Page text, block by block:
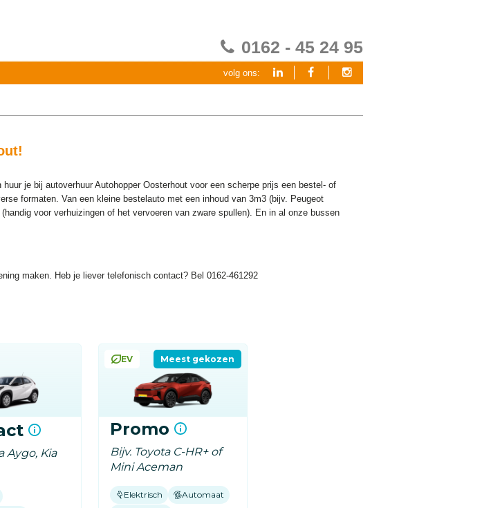
0162 - 45 24 95
volg ons:
je bij autoverhuur Autohopper Oosterhout voor een scherpe prijs een bestel- of
formaten. Van een kleine bestelauto met een inhoud van 3m3 (bijv. Peugeot
voor verhuizingen of het vervoeren van zware spullen). En in al onze bussen
maken. Heb je liever telefonisch contact? Bel 0162-461292